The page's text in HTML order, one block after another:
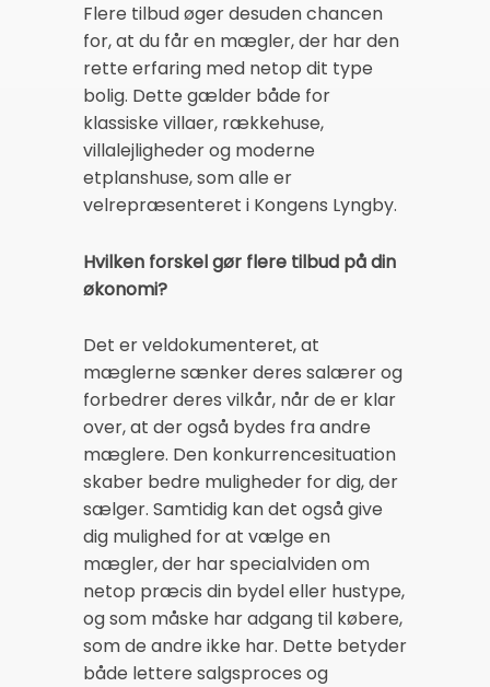
Flere tilbud øger desuden chancen
for, at du får en mægler, der har den
rette erfaring med netop dit type
bolig. Dette gælder både for
klassiske villaer, rækkehuse,
villalejligheder og moderne
etplanshuse, som alle er
velrepræsenteret i Kongens Lyngby.
Hvilken forskel gør flere tilbud på din
økonomi?
Det er veldokumenteret, at
mæglerne sænker deres salærer og
forbedrer deres vilkår, når de er klar
over, at der også bydes fra andre
mæglere. Den konkurrencesituation
skaber bedre muligheder for dig, der
sælger. Samtidig kan det også give
dig mulighed for at vælge en
mægler, der har specialviden om
netop præcis din bydel eller hustype,
og som måske har adgang til købere,
som de andre ikke har. Dette betyder
både lettere salgsproces og